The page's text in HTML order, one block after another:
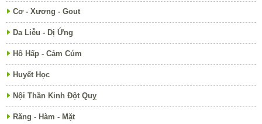
Cơ - Xương - Gout
Da Liễu - Dị Ứng
Hô Hấp - Cảm Cúm
Huyết Học
Nội Thần Kinh Đột Quỵ
Răng - Hàm - Mặt